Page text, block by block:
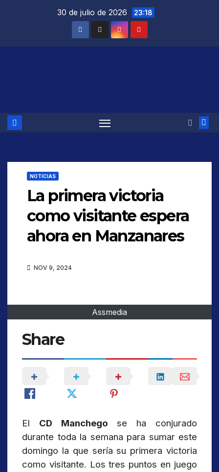
30 de julio de 2026 23:18
NOTICIAS
La primera victoria
como visitante espera
ahora en Manzanares
NOV 9, 2024
Assmedia
Share
El CD Manchego se ha conjurado
durante toda la semana para sumar este
domingo la que sería su primera victoria
como visitante. Los tres puntos en juego